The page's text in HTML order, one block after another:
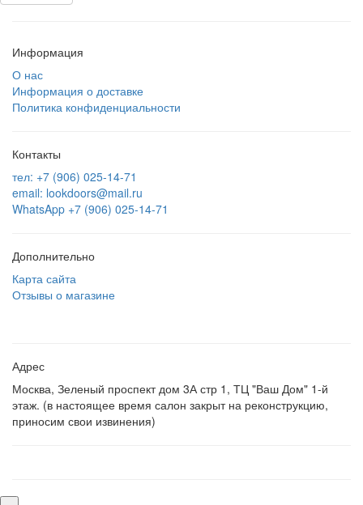
Информация
О нас
Информация о доставке
Политика конфиденциальности
Контакты
тел: +7 (906) 025-14-71
email: lookdoors@mail.ru
WhatsApp +7 (906) 025-14-71
Дополнительно
Карта сайта
Отзывы о магазине
Адрес
Москва, Зеленый проспект дом 3А стр 1, ТЦ "Ваш Дом" 1-й
этаж. (в настоящее время салон закрыт на реконструкцию,
приносим свои извинения)